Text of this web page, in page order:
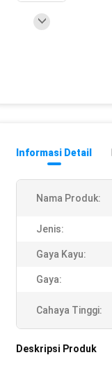
Informasi Detail
Nama Produk:
Jenis:
Gaya Kayu:
Gaya:
Cahaya Tinggi:
Deskripsi Produk